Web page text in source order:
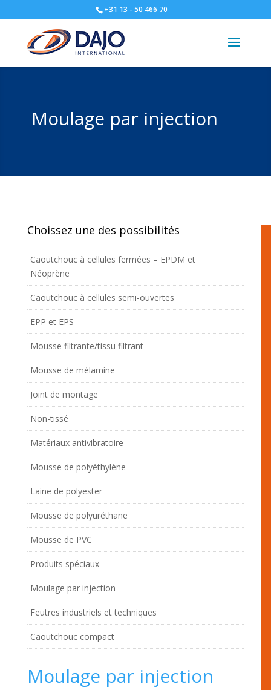
+31 13 - 50 466 70
Moulage par injection
Choissez une des possibilités
Caoutchouc à cellules fermées – EPDM et
Néoprène
Caoutchouc à cellules semi-ouvertes
EPP et EPS
Mousse filtrante/tissu filtrant
Mousse de mélamine
Joint de montage
Non-tissé
Matériaux antivibratoire
Mousse de polyéthylène
Laine de polyester
Mousse de polyuréthane
Mousse de PVC
Produits spéciaux
Moulage par injection
Feutres industriels et techniques
Caoutchouc compact
Moulage par injection